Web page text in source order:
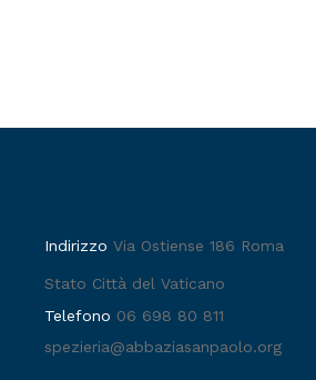
IndirizzoVia Ostiense 186 Roma
Stato Città del Vaticano
Telefono 06 698 80 811
spezieria@abbaziasanpaolo.org